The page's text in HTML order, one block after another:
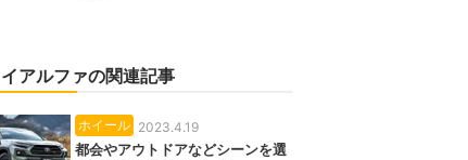
イアルファの関連記事
ホイール 2023.4.19
都会やアウトドアなどシーンを選